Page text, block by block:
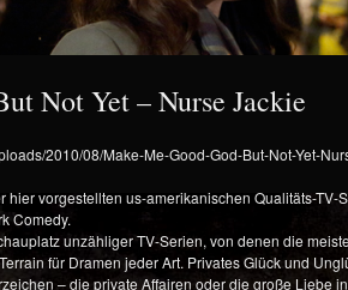
Not Yet – Nurse Jackie
2010/08/Make-Me-Good-God-But-Not-Yet-
hier vorgestellten us-amerikanischen Qualitäts-TV-
Comedy.
unzähliger TV-Serien, von denen die
für Dramen jeder Art. Privates Glück und
– die private Affairen oder die große Liebe